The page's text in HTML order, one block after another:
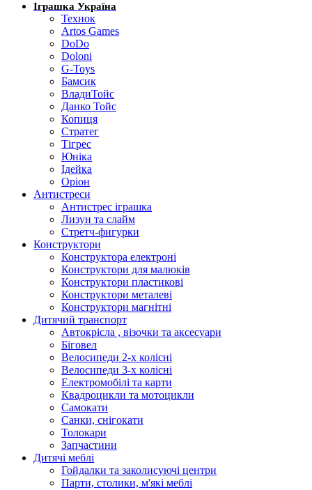
Іграшка Україна
Технок
Artos Games
DoDo
Doloni
G-Toys
Бамсик
ВладиТойс
Данко Тойс
Копиця
Стратег
Тігрес
Юніка
Ідейка
Оріон
Антистреси
Антистрес іграшка
Лизун та слайм
Стретч-фигурки
Конструктори
Конструктора електроні
Конструктори для малюків
Конструктори пластикові
Конструктори металеві
Конструктори магнітні
Дитячий транспорт
Автокрісла , візочки та аксесуари
Біговел
Велосипеди 2-х колісні
Велосипеди 3-х колісні
Електромобілі та карти
Квадроцикли та мотоцикли
Самокати
Санки, снігокати
Толокари
Запчастини
Дитячі меблі
Гойдалки та заколисуючі центри
Парти, столики, м'які меблі